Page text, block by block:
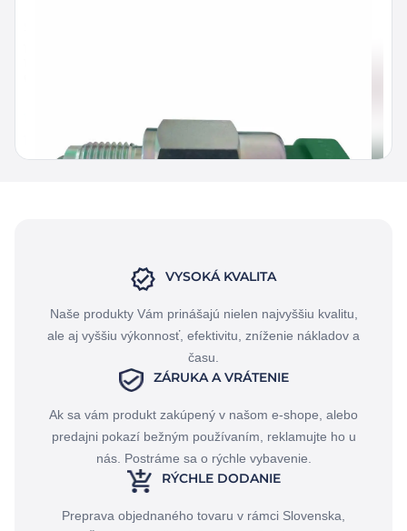
s DPH
VYSOKÁ KVALITA
Naše produkty Vám prinášajú nielen najvyššiu kvalitu,
ale aj vyššiu výkonnosť, efektivitu, zníženie nákladov a
času.
ZÁRUKA A VRÁTENIE
Ak sa vám produkt zakúpený v našom e-shope, alebo
predajni pokazí bežným používaním, reklamujte ho u
nás. Postráme sa o rýchle vybavenie.
RÝCHLE DODANIE
Preprava objednaného tovaru v rámci Slovenska,